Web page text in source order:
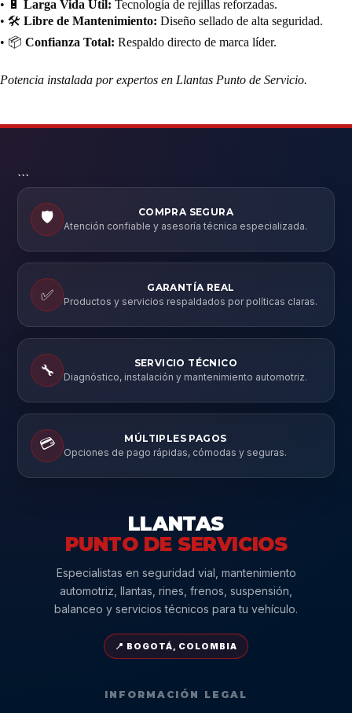
• 🔋 Larga Vida Útil: Tecnología de rejillas reforzadas.
• 🛠️ Libre de Mantenimiento: Diseño sellado de alta seguridad.
• 📦 Confianza Total: Respaldo directo de marca líder.
Potencia instalada por expertos en Llantas Punto de Servicio.
```
🛡️
COMPRA SEGURA
Atención confiable y asesoría técnica especializada.
✅
GARANTÍA REAL
Productos y servicios respaldados por políticas claras.
🔧
SERVICIO TÉCNICO
Diagnóstico, instalación y mantenimiento automotriz.
💳
MÚLTIPLES PAGOS
Opciones de pago rápidas, cómodas y seguras.
LLANTAS
PUNTO DE SERVICIOS
Especialistas en seguridad vial, mantenimiento
automotriz, llantas, rines, frenos, suspensión,
balanceo y servicios técnicos para tu vehículo.
📍 BOGOTÁ, COLOMBIA
INFORMACIÓN LEGAL